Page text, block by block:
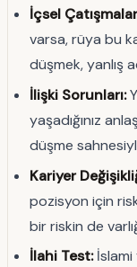
İçsel
varsa, rüya bu
düşmek, yanlış
İlişki Sorunları:
yaşadığınız
düşme
Kariyer
pozisyon için risk
bir riskin de
İlahi Test:İslami